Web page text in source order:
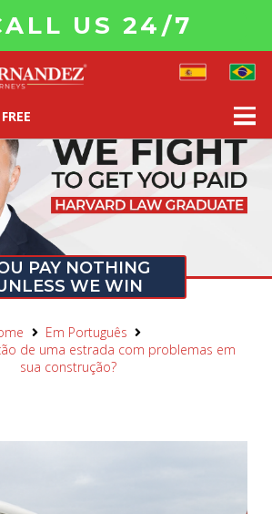
US 24/7
PAY NOTHING
WE WIN
Em Português
de uma estrada com problemas em
sua construção?